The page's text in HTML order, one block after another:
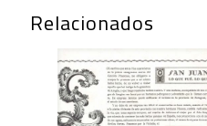
Relacionados